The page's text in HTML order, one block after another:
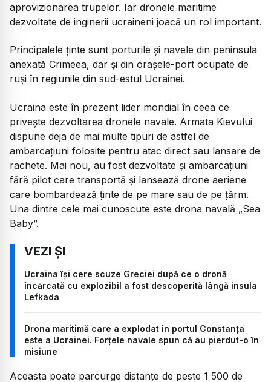
aprovizionarea trupelor. Iar dronele maritime
dezvoltate de inginerii ucraineni joacă un rol important.
Principalele ținte sunt porturile și navele din peninsula
anexată Crimeea, dar și din orașele-port ocupate de
ruși în regiunile din sud-estul Ucrainei.
Ucraina este în prezent lider mondial în ceea ce
privește dezvoltarea dronele navale. Armata Kievului
dispune deja de mai multe tipuri de astfel de
ambarcațiuni folosite pentru atac direct sau lansare de
rachete. Mai nou, au fost dezvoltate și ambarcațiuni
fără pilot care transportă și lansează drone aeriene
care bombardează ținte de pe mare sau de pe țărm.
Una dintre cele mai cunoscute este drona navală „Sea
Baby”.
Ucraina își cere scuze Greciei după ce o dronă
încărcată cu explozibil a fost descoperită lângă insula
Lefkada
Drona maritimă care a explodat în portul Constanța
este a Ucrainei. Forțele navale spun că au pierdut-o în
misiune
Aceasta poate parcurge distanțe de peste 1 500 de